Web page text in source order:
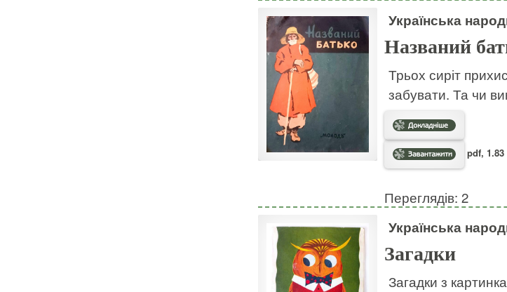
Українська
Названий
Трьох сиріт
забувати. Та чи
pdf, 1.83
Переглядів: 2
Українська
Загадки
Загадки з